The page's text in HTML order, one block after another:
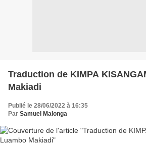
Traduction de KIMPA
Makiadi
Publié le 28/06/2022 à 16:35
Par Samuel Malonga